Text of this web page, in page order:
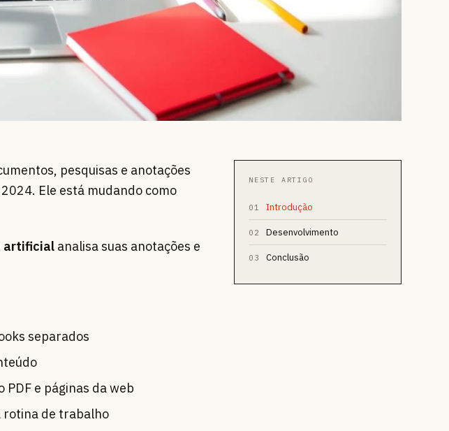
pesquisas e anotações
Ele está mudando como
artificial analisa suas anotações e
separados
e páginas da web
rotina de trabalho
NESTE ARTIGO
01 Introdução
02 Desenvolvimento
03 Conclusão